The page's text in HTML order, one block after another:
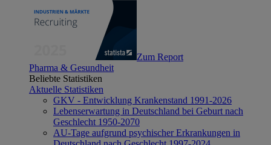
Zum Report
Pharma & Gesundheit
Beliebte Statistiken
Aktuelle Statistiken
GKV - Entwicklung Krankenstand 1991-2026
Lebenserwartung in Deutschland bei Geburt nach
Geschlecht 1950-2070
AU-Tage aufgrund psychischer Erkrankungen in